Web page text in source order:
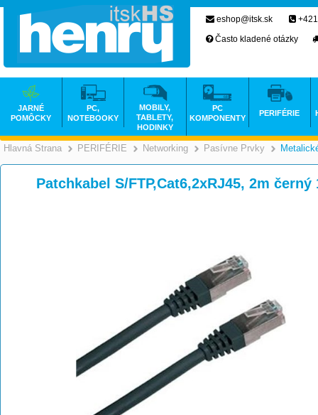
Hlavná Strana >
PERIFÉRIE >
Networking >
Pasívne Prvky
Patchkabel S/FTP,Cat6,2xRJ45, 2m černý
eshop@itsk.sk
Často kladené otázky
JARNÉ
POMÔCKY
PC,
NOTEBOOKY
MOBILY,
TABLETY,
HODINKY
PC
KOMPONENTY
PERIFÉRIE